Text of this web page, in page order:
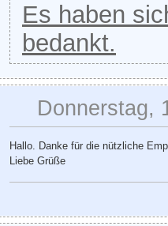
Es haben
bedankt.
Donnerstag,
Hallo. Danke für die nützliche
Liebe Grüße